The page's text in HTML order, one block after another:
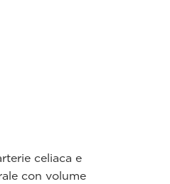
celiaca e
con volume